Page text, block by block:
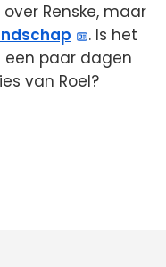
Renske, maar
. Is het
een paar dagen
van Roel?